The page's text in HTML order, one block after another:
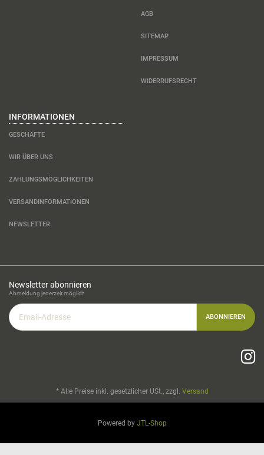
AGB
SITEMAP
IMPRESSUM
WIDERRUFSRECHT
INFORMATIONEN
GESCHÄFTE
WIR ÜBER UNS
ZAHLUNGSMÖGLICHKEITEN
VERSANDINFORMATIONEN
NEWSLETTER
Newsletter abonnieren
Abmeldung jederzeit möglich
Email-
Adresse
ABONNIEREN
*Alle Preise inkl. gesetzlicher USt., zzgl. Versand
Powered by JTL-Shop